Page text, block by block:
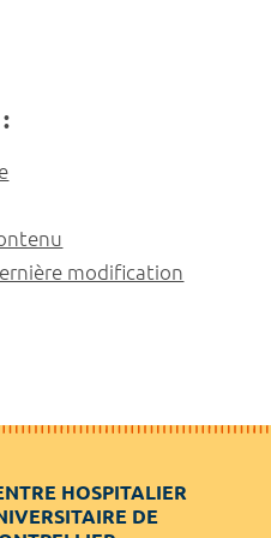
modification
HOSPITALIER
DE